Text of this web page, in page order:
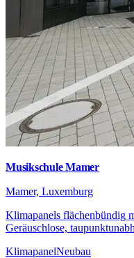
Musikschule Mamer
Mamer, Luxemburg
Klimapanels flächenbündig
Geräuschlose,
KlimapanelNeubau